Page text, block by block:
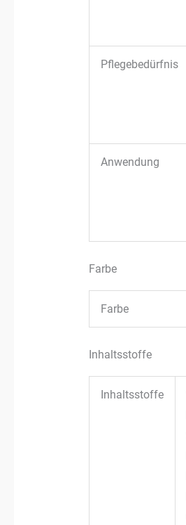
Pflegebedürfnis
Anwendung
Farbe
Farbe
Inhaltsstoffe
Inhaltsstoffe